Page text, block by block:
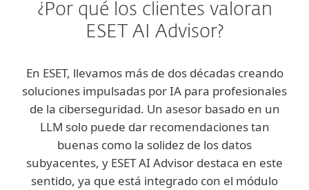
¿Por qué los clientes valoran
ESET AI Advisor?
En ESET, llevamos más de dos décadas creando
soluciones impulsadas por IA para profesionales
de la ciberseguridad. Un asesor basado en un
LLM solo puede dar recomendaciones tan
buenas como la solidez de los datos
subyacentes, y ESET AI Advisor destaca en este
sentido, ya que está integrado con el módulo